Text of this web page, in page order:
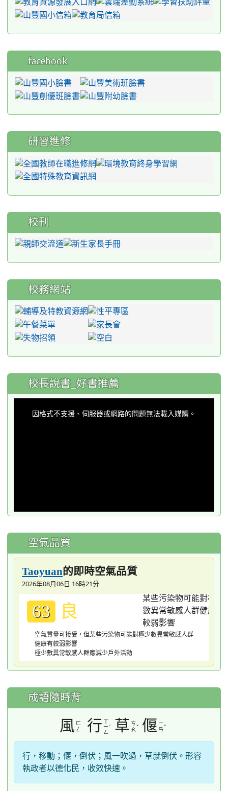
facebook
研習進修
校刊
校務網站
:::
校長說書_好書推薦
因格式不支援、伺服器或網路的問題無法載入媒體。
空氣品質
Taoyuan的即時空氣品質
2026年08月06日 16時21分
63 良
空氣質量可接受，但某些污染物可能對極少數異常敏感人群
健康有較弱影響
極少數異常敏感人群應減少戶外活動
成語隨時背
風 ㄈ
ㄥ
行 ㄒ
ㄧ
ㄥ
ˊ 草 ㄘ
ㄠˇ 偃 ㄧ
ㄢˇ
行，移動；偃，倒伏；風一吹過，草就倒伏。形容
執政者以德化民，收效快速。